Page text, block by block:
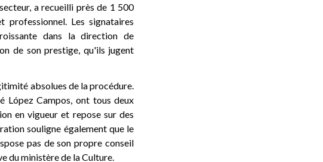
a recueilli près de 1 500
Les signataires
dans la direction de
de son prestige, qu'ils jugent
absolues de la procédure.
López Campos, ont tous deux
en vigueur et repose sur des
souligne également que le
pas de son propre conseil
du ministère de la Culture.